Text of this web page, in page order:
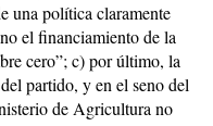
una política claramente
el financiamiento de la
cero”; c) por último, la
partido, y en el seno del
de Agricultura no